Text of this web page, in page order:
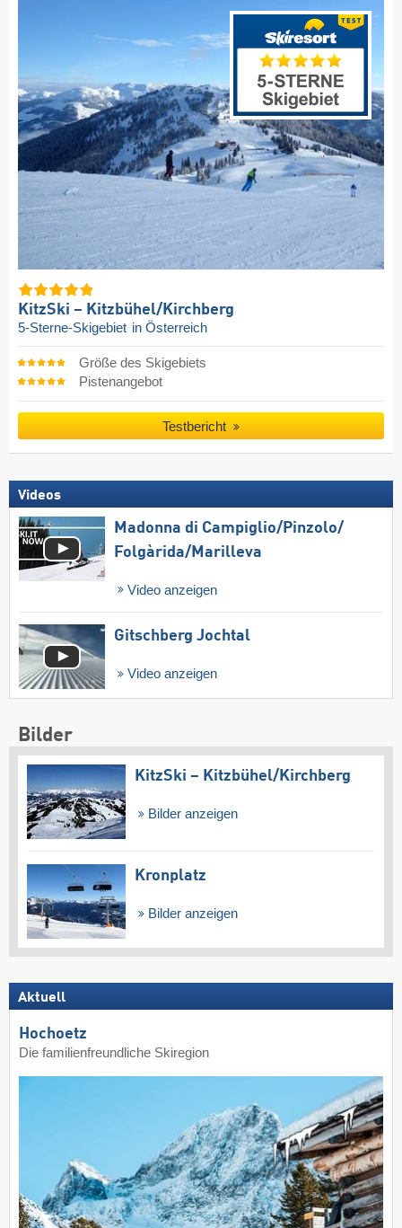
KitzSki – Kitzbühel/​Kirchberg
5-Sterne-Skigebiet in Österreich
Größe des Skigebiets
Pistenangebot
Testbericht
Videos
Madonna di Campiglio/​Pinzolo/​
Folgàrida/​Marilleva
Video anzeigen
Gitschberg Jochtal
Video anzeigen
Bilder
KitzSki – Kitzbühel/​Kirchberg
Bilder anzeigen
Kronplatz
Bilder anzeigen
Aktuell
Hochoetz
Die familienfreundliche Skiregion